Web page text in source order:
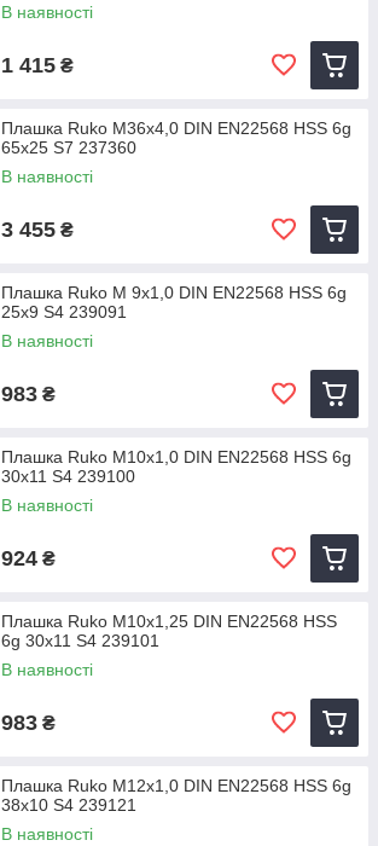
В наявності
1 415 ₴
Плашка Ruko M36x4,0 DIN EN22568 HSS 6g
65x25 S7 237360
В наявності
3 455 ₴
Плашка Ruko M 9x1,0 DIN EN22568 HSS 6g
25x9 S4 239091
В наявності
983 ₴
Плашка Ruko M10x1,0 DIN EN22568 HSS 6g
30x11 S4 239100
В наявності
924 ₴
Плашка Ruko M10x1,25 DIN EN22568 HSS
6g 30x11 S4 239101
В наявності
983 ₴
Плашка Ruko M12x1,0 DIN EN22568 HSS 6g
38x10 S4 239121
В наявності